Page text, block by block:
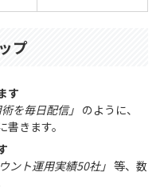
プ
す
を毎日配信」 のように、
きます。
ント運用実績50社」 等、数